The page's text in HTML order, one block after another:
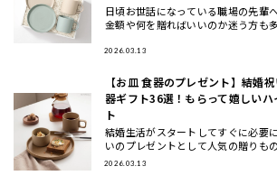
日頃お世話になっている職場の先輩
金額や何を贈ればいいのか迷う方も
などのマナー
2026.03.13
【お皿 食器のプレゼント】結婚
器ギフト36選！もらって嬉しい
ト
結婚生活がスタートしてすぐに必要
いのプレゼントとして人気の贈りも
すめの食器ギフトをご紹介します。
2026.03.13